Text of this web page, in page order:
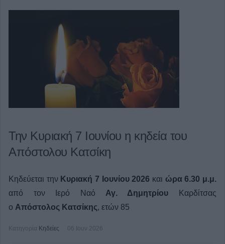
Την Κυριακή 7 Ιουνίου η κηδεία του
Απόστολου Κατσίκη
Κηδεύεται την Κυριακή 7 Ιουνίου 2026 και ώρα 6.30 μ.μ.
από τον Ιερό Ναό Αγ. Δημητρίου Καρδίτσας
ο Απόστολος Κατσίκης, ετών 85
Κατηγορία Κηδείες 06 Ιουν 2026